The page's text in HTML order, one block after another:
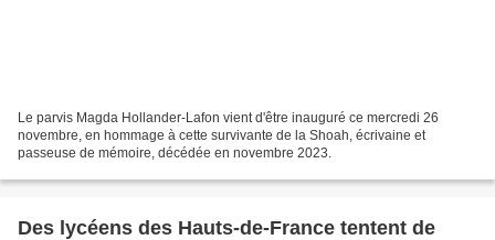
Le parvis Magda Hollander-Lafon vient d'être inauguré ce mercredi 26
novembre, en hommage à cette survivante de la Shoah, écrivaine et
passeuse de mémoire, décédée en novembre 2023.
Des lycéens des Hauts-de-France tentent de